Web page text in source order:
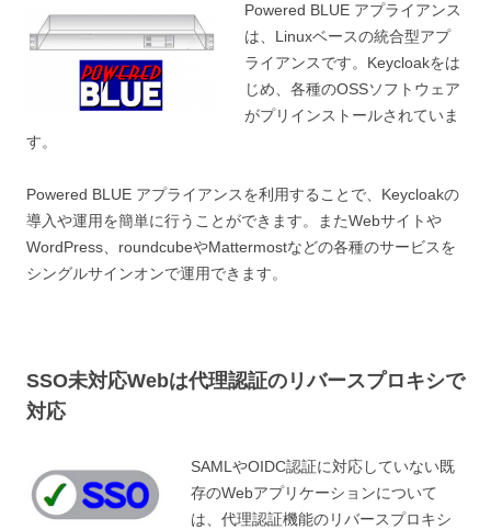
Powered BLUE アプライアンス
は、Linuxベースの統合型アプ
ライアンスです。Keycloakをは
じめ、各種のOSSソフトウェア
がプリインストールされていま
す。
Powered BLUE アプライアンスを利用することで、Keycloakの
導入や運用を簡単に行うことができます。またWebサイトや
WordPress、roundcubeやMattermostなどの各種のサービスを
シングルサインオンで運用できます。
SSO未対応Webは代理認証のリバースプロキシで
対応
SAMLやOIDC認証に対応していない既
存のWebアプリケーションについて
は、代理認証機能のリバースプロキシ